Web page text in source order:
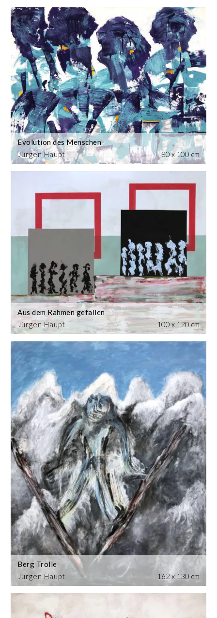
Jürgen Haupt
Evolution des Menschen
80 x 100 cm
Jürgen Haupt
Aus dem Rahmen gefallen
100 x 120 cm
Jürgen Haupt
Berg Trolle
162 x 130 cm